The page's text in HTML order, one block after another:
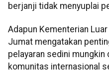
berjanji tidak menyuplai
Adapun Kementerian
Jumat mengatakan
pelayaran sedini
komunitas internasional